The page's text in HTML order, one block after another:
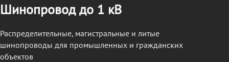
Шинопровод до 1 кВ
Распределительные, магистральные и литые
шинопроводы для промышленных и гражданских
объектов